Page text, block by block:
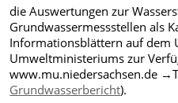
die Auswertungen zur
Grundwassermessstellen als
Informationsblättern auf dem
Umweltministeriums zur
www.mu.niedersachsen.de
Grundwasserbericht).